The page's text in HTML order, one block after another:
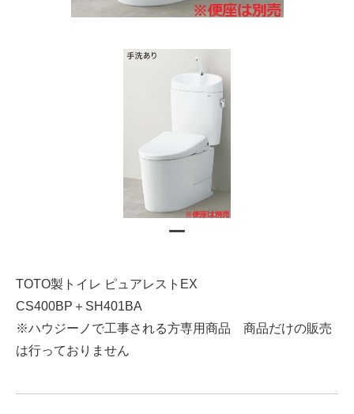
TOTO製トイレ ピュアレストEX
CS400BP＋SH401BA
※ハウジーノで工事される方専用商品 商品だけの販売
は行っておりません